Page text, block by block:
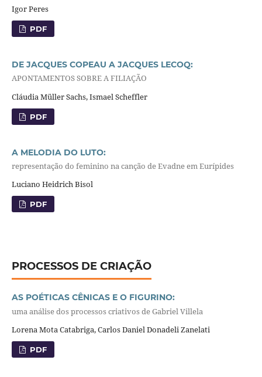
Igor Peres
PDF
DE JACQUES COPEAU A JACQUES LECOQ:
APONTAMENTOS SOBRE A FILIAÇÃO
Cláudia Müller Sachs, Ismael Scheffler
PDF
A MELODIA DO LUTO:
representação do feminino na canção de Evadne em Eurípides
Luciano Heidrich Bisol
PDF
PROCESSOS DE CRIAÇÃO
AS POÉTICAS CÊNICAS E O FIGURINO:
uma análise dos processos criativos de Gabriel Villela
Lorena Mota Catabriga, Carlos Daniel Donadeli Zanelati
PDF